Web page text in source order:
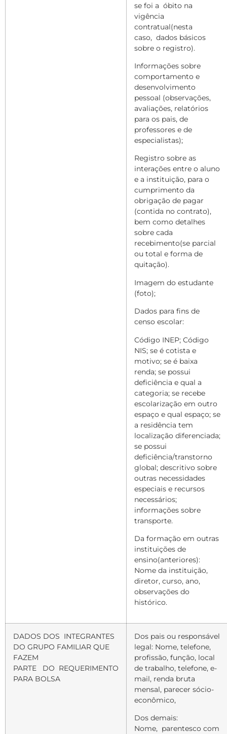
se foi a óbito na
vigência
contratual(nesta
caso, dados básicos
sobre o registro).
Informações sobre
comportamento e
desenvolvimento
pessoal (observações,
avaliações, relatórios
para os pais, de
professores e de
especialistas);
Registro sobre as
interações entre o aluno
e a instituição, para o
cumprimento da
obrigação de pagar
(contida no contrato),
bem como detalhes
sobre cada
recebimento(se parcial
ou total e forma de
quitação).
Imagem do estudante
(foto);
Dados para fins de
censo escolar:
Código INEP; Código
NIS; se é cotista e
motivo; se é baixa
renda; se possui
deficiência e qual a
categoria; se recebe
escolarização em outro
espaço e qual espaço; se
a residência tem
localização diferenciada;
se possui
deficiência/transtorno
global; descritivo sobre
outras necessidades
especiais e recursos
necessários;
informações sobre
transporte.
Da formação em outras
instituições de
ensino(anteriores):
Nome da instituição,
diretor, curso, ano,
observações do
histórico.
DADOS DOS INTEGRANTES
DO GRUPO FAMILIAR QUE
FAZEM
PARTE
DO REQUERIMENTO
PARA BOLSA
Dos pais ou responsável
legal: Nome, telefone,
profissão, função, local
de trabalho, telefone, e-
mail, renda bruta
mensal, parecer sócio-
econômico,
Dos demais:
Nome, parentesco com